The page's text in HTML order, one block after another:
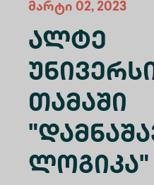
მარტი 02, 2023
Ალტე
Თამაში
Ლოგიკა"